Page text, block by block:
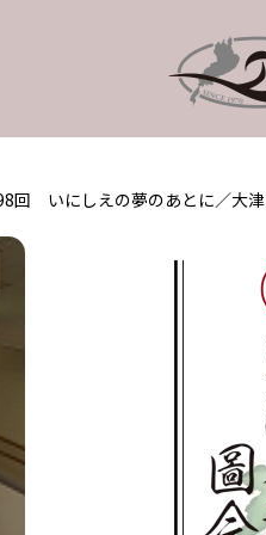
いにしえの夢のあとに／大津